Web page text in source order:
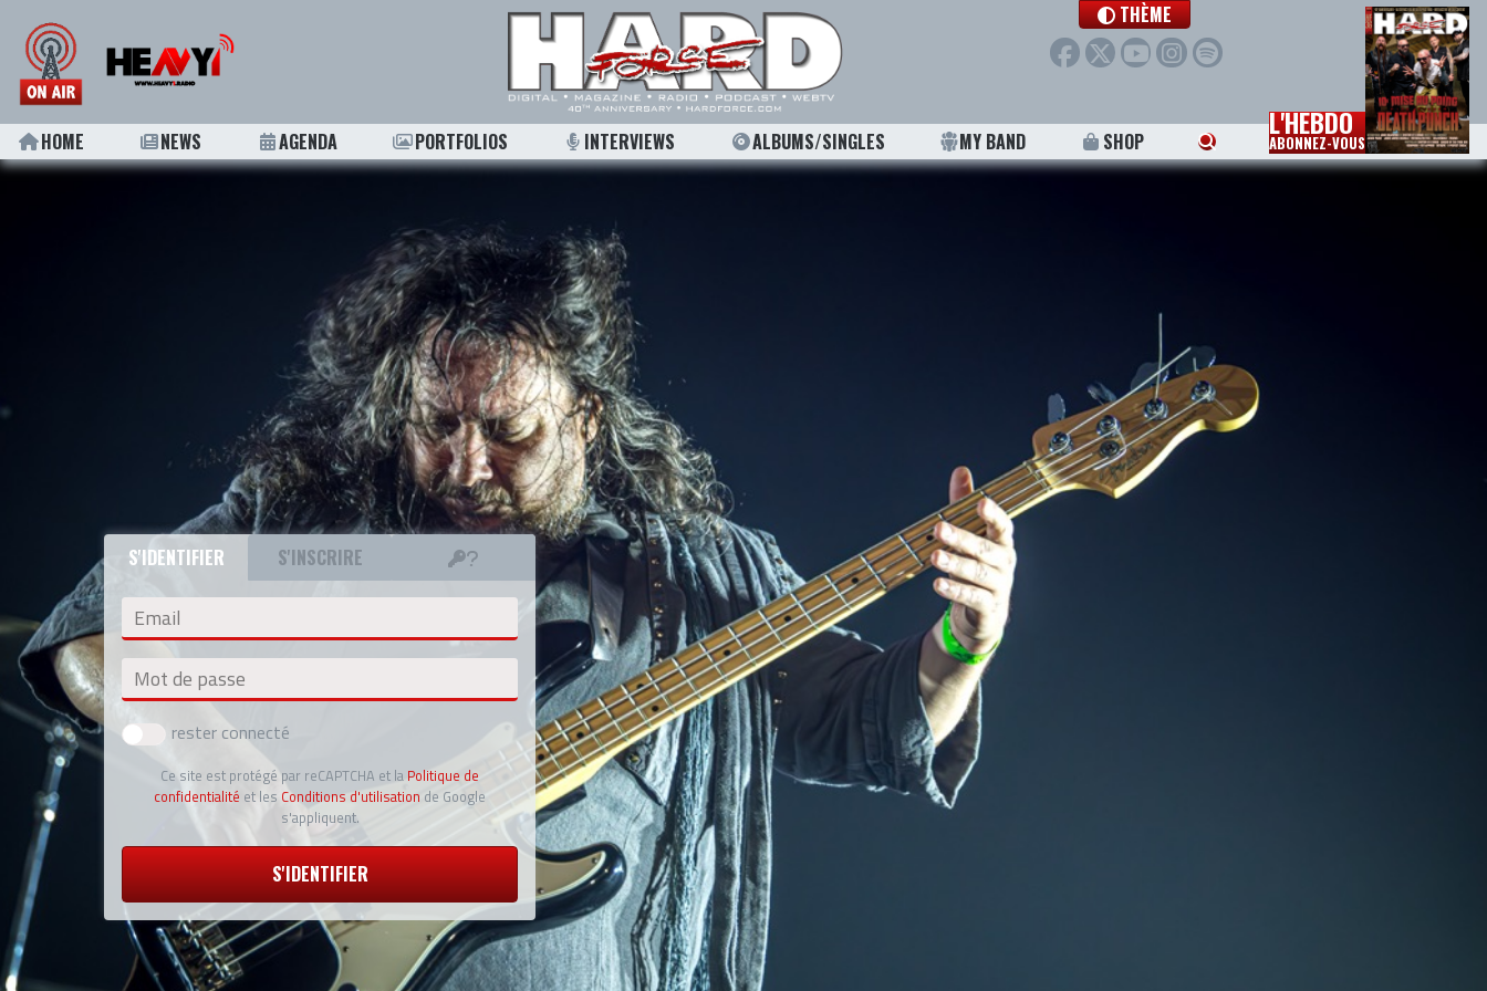
THÈME
HOME NEWS AGENDA PORTFOLIOS INTERVIEWS ALBUMS/SINGLES MY BAND SHOP L'HEBDO
ABONNEZ-VOUS
S'IDENTIFIER S'INSCRIRE
Email
Mot de passe
rester connecté
Ce site est protégé par reCAPTCHA et la Politique de
confidentialité et les Conditions d'utilisation de Google
s'appliquent.
S'IDENTIFIER